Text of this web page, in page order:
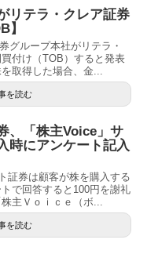
リテラ・クレア証券
】
グループ本社がリテラ・
付け（TOB）すると発表
取得した場合、金...
を読む
、「株主Voice」サ
にアンケート記入
証券は顧客が株を購入する
で回答すると100円を謝礼
主Ｖｏｉｃｅ（ボ...
を読む